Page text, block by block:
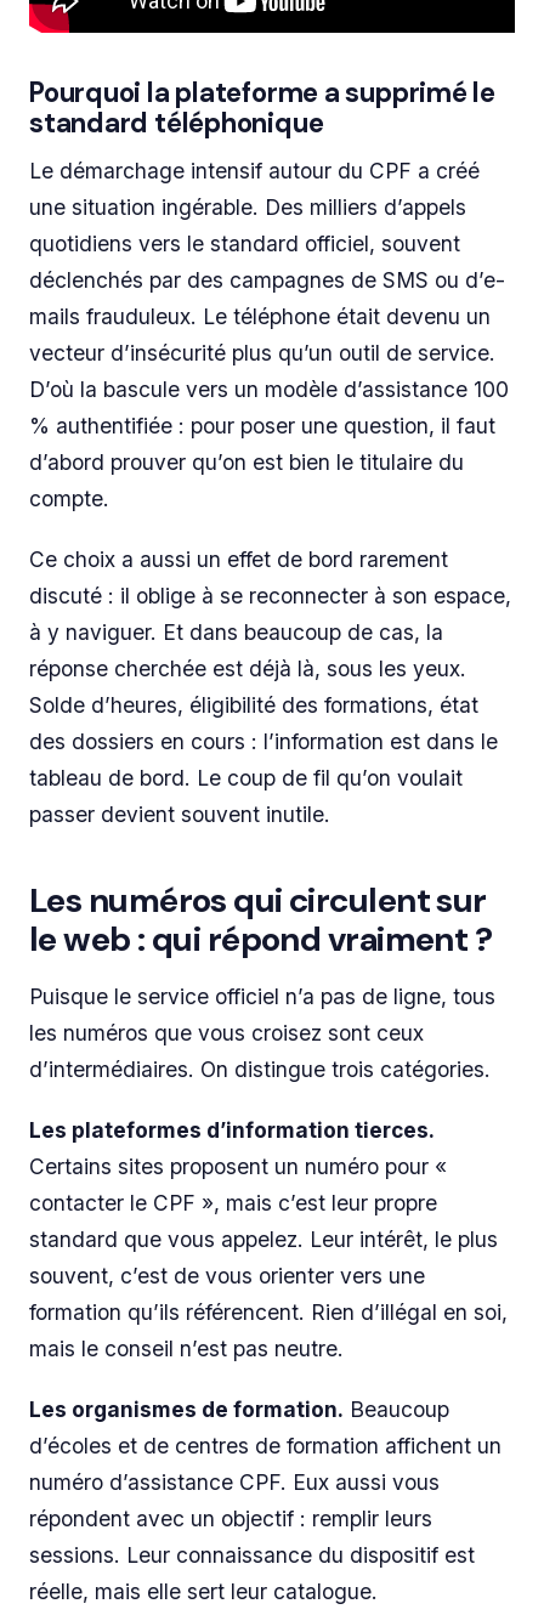
Pourquoi la plateforme a supprimé le
standard téléphonique
Le démarchage intensif autour du CPF a créé
une situation ingérable. Des milliers d’appels
quotidiens vers le standard officiel, souvent
déclenchés par des campagnes de SMS ou d’e-
mails frauduleux. Le téléphone était devenu un
vecteur d’insécurité plus qu’un outil de service.
D’où la bascule vers un modèle d’assistance 100
% authentifiée : pour poser une question, il faut
d’abord prouver qu’on est bien le titulaire du
compte.
Ce choix a aussi un effet de bord rarement
discuté : il oblige à se reconnecter à son espace,
à y naviguer. Et dans beaucoup de cas, la
réponse cherchée est déjà là, sous les yeux.
Solde d’heures, éligibilité des formations, état
des dossiers en cours : l’information est dans le
tableau de bord. Le coup de fil qu’on voulait
passer devient souvent inutile.
Les numéros qui circulent sur
le web : qui répond vraiment ?
Puisque le service officiel n’a pas de ligne, tous
les numéros que vous croisez sont ceux
d’intermédiaires. On distingue trois catégories.
Les plateformes d’information tierces.
Certains sites proposent un numéro pour «
contacter le CPF », mais c’est leur propre
standard que vous appelez. Leur intérêt, le plus
souvent, c’est de vous orienter vers une
formation qu’ils référencent. Rien d’illégal en soi,
mais le conseil n’est pas neutre.
Les organismes de formation. Beaucoup
d’écoles et de centres de formation affichent un
numéro d’assistance CPF. Eux aussi vous
répondent avec un objectif : remplir leurs
sessions. Leur connaissance du dispositif est
réelle, mais elle sert leur catalogue.